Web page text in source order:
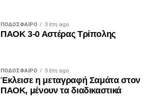
ΠΟΔΌΣΦΑΙΡΟ 3 έτη ago
ΠΑΟΚ 3-0 Αστέρας Τρίπολης
ΠΟΔΌΣΦΑΙΡΟ 3 έτη ago
Έκλεισε η μεταγραφή Σαμάτα στον
ΠΑΟΚ, μένουν τα διαδικαστικά